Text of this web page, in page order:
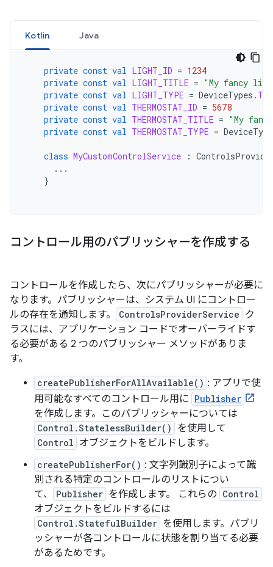
Kotlin Java
private const val LIGHT_ID = 1234
private const val LIGHT_TITLE = "My fancy
private const val LIGHT_TYPE = DeviceTypes .
private const val THERMOSTAT_ID = 5678
private const val THERMOSTAT_TITLE = "My
private const val THERMOSTAT_TYPE =
class MyCustomControlService :
...
}
コントロール用のパブリッシャーを作成する
コントロールを作成したら、次にパブリッシャーが必要に
なります。パブリッシャーは、システム UI にコントロー
ルの存在を通知します。
ControlsProviderService
ク
ラスには、アプリケーション コードでオーバーライドす
る必要がある 2 つのパブリッシャー メソッドがありま
す。
createPublisherForAllAvailable() : アプリで使
用可能なすべてのコントロール用に Publisher
を作成します。このパブリッシャーについては
Control.StatelessBuilder() を使用して
Control オブジェクトをビルドします。
createPublisherFor() : 文字列識別子によって識
別される特定のコントロールのリストについ
て、
Publisher を作成します。 これらの Control
オブジェクトをビルドするには
Control.StatefulBuilder を使用します。パブリ
ッシャーが各コントロールに状態を割り当てる必要
があるためです。